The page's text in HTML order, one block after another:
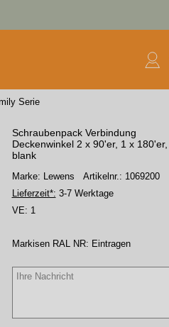
Serie
Schraubenpack Verbindung
Deckenwinkel 2 x 90'er, 1 x 180'er,
blank
Marke: Lewens Artikelnr.: 1069200
Lieferzeit*: 3-7 Werktage
VE: 1
Markisen RAL NR: Eintragen